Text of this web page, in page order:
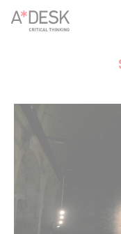
crees también en
seguir adelante. Ahora
apoyarlo.